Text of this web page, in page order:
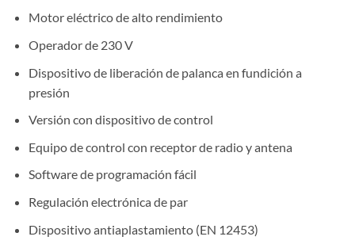
Motor eléctrico de alto rendimiento
Operador de 230 V
Dispositivo de liberación de palanca en fundición a
presión
Versión con dispositivo de control
Equipo de control con receptor de radio y antena
Software de programación fácil
Regulación electrónica de par
Dispositivo antiaplastamiento (EN 12453)